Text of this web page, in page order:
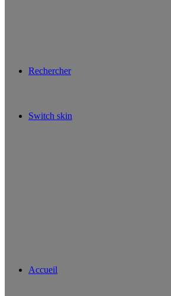
Rechercher
Switch skin
Accueil